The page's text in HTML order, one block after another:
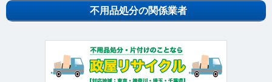
不用品処分の関係業者